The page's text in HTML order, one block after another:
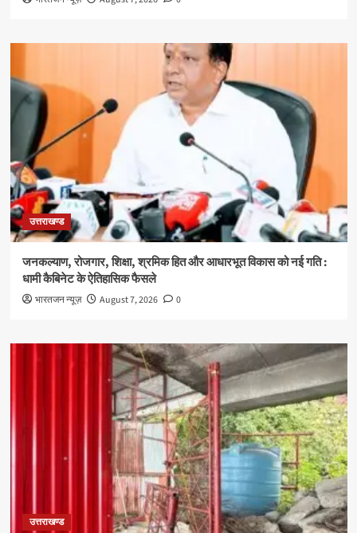
उत्तराखण्ड
जनकल्याण, रोजगार, शिक्षा, श्रमिक हित और आधारभूत विकास को नई गति :
धामी कैबिनेट के ऐतिहासिक फैसले
भारतजन न्यूज़ August 7, 2026 0
उत्तराखण्ड